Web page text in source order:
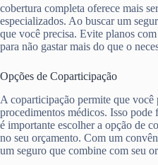
cobertura completa oferece mais
especializados. Ao buscar um
que você precisa. Evite planos
para não gastar mais do que o
Opções de Coparticipação
A coparticipação permite que você
procedimentos médicos. Isso pode
é importante escolher a opção de
no seu orçamento. Com um
um seguro que combine com seu